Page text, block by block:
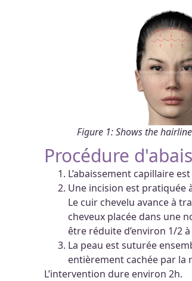
Figure 1: Shows the
Procédure
L’abaissement capillaire
Une incision est pratiquée
Le cuir chevelu avance à
cheveux placée dans une
être réduite d’environ 1/2
La peau est suturée
entièrement cachée par la
L’intervention dure environ 2h.